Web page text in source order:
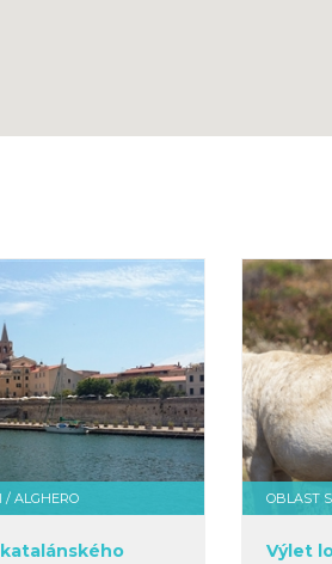
/ ALGHERO OBLAST
Výlet